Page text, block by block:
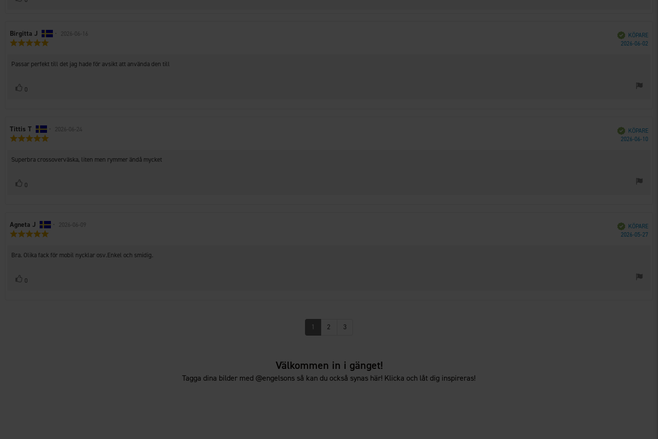
Recensionsförfattare:
Birgitta J • Recensionsdatum:
2026-06-16
5
Bekräftad
KÖPARE
2026-06-02
Recensionstext:
Passar perfekt till det jag hade för avsikt att använda den till
Rösta
0
Recensionsförfattare:
Tittis T • Recensionsdatum:
2026-06-24
5
Bekräftad
KÖPARE
2026-06-10
Recensionstext:
Superbra crossoverväska, liten men rymmer ändå mycket
Rösta
0
Recensionsförfattare:
Agneta J • Recensionsdatum:
2026-06-09
5
Bekräftad
KÖPARE
2026-05-27
Recensionstext:
Bra. Olika fack för mobil nycklar osv.Enkel och smidig.
Rösta
0
1 2 3
Välkommen in i gänget!
Tagga dina bilder med @engelsons så kan du också synas här! Klicka och låt dig inspireras!